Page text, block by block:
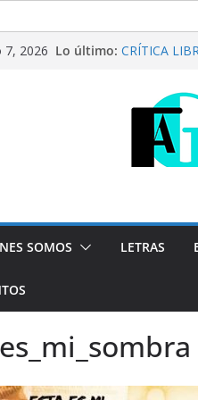
7, 2026 Lo último: CRÍTICA
Generación
Agosto de
“Crónicas
SOMOS LETRAS